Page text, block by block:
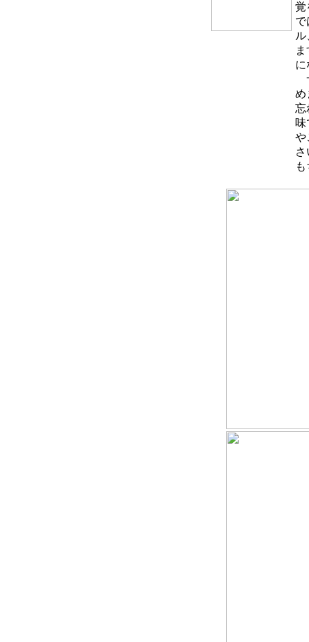
覚
で
に
め
忘
味
や